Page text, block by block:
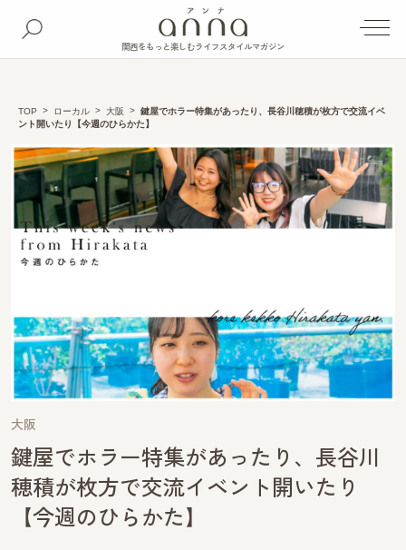
関西をもっと楽しむライフスタイルマガジン
TOP ローカル 大阪
鍵屋でホラー特集があったり、長谷川穂積が枚方で交流イベ
ント開いたり【今週のひらかた】
大阪
鍵屋でホラー特集があったり、長谷川
穂積が枚方で交流イベント開いたり
【今週のひらかた】